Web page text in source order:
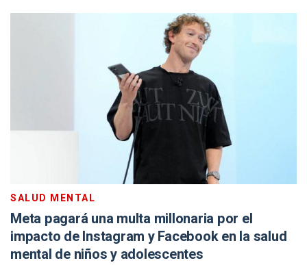
SALUD MENTAL
Meta pagará una multa millonaria por el
impacto de Instagram y Facebook en la salud
mental de niños y adolescentes